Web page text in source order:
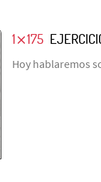
1⨯175
Hoy hablaremos